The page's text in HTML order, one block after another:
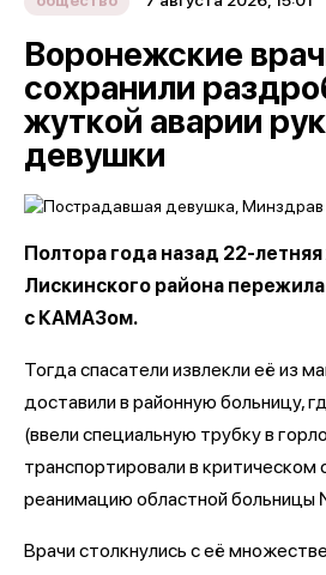
Воронежские
сохранили
жуткой аварии
девушки
Полтора года назад 22-
Лискинского района
с КАМАЗом.
Тогда спасатели извлекли её из
доставили в районную больницу,
(ввели специальную трубку в
транспортировали в критическом
реанимацию областной больницы
Врачи столкнулись с её